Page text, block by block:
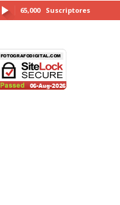
65,000 Suscriptores